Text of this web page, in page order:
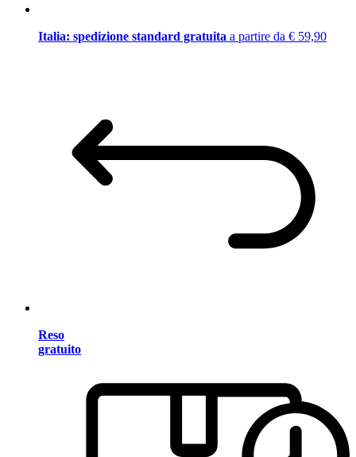
Italia: spedizione standard gratuita a partire da € 59,90
Reso
gratuito